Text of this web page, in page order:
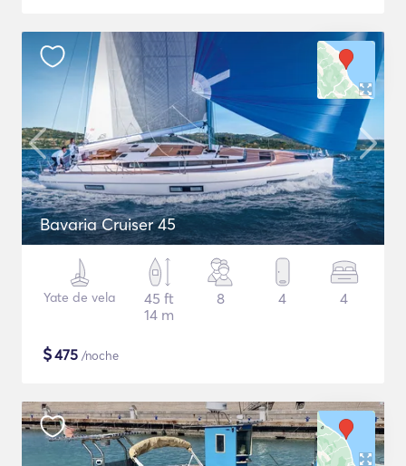
Bavaria Cruiser 45
Yate de vela
45 ft
14 m
8 4 4
$475 /noche